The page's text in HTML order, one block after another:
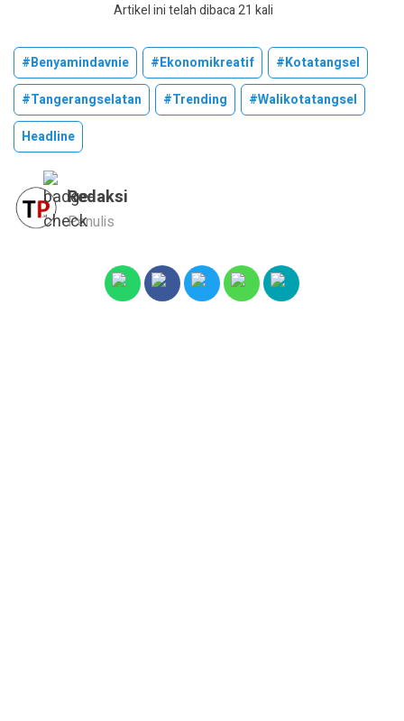
Artikel ini telah dibaca 21 kali
#benyamindavnie #ekonomikreatif
#kotatangsel
#tangerangselatan
#trending
#walikotatangsel
Headline
Redaksi
Penulis